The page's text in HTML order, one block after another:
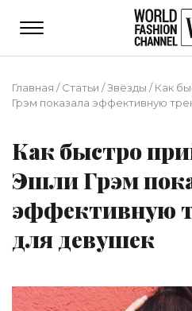
Главная /Статьи /Звёзды /Как
Грэм показала эффективную
Как быстро
Эшли Грэм
эффективную
для девушек